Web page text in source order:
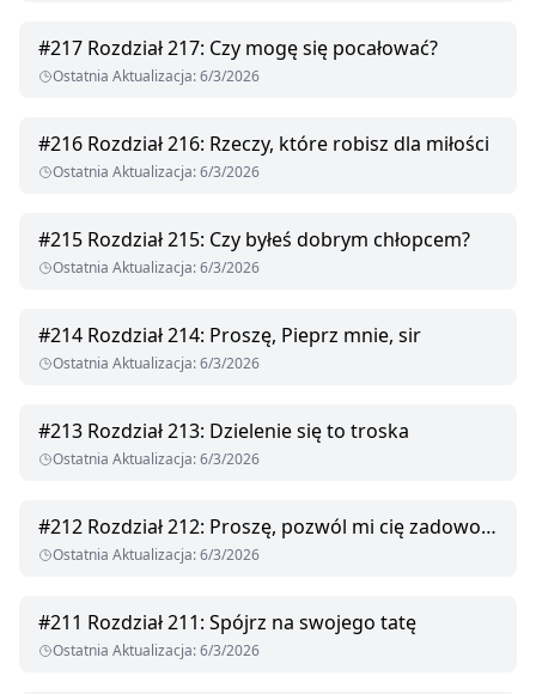
#217 Rozdział 217: Czy mogę się pocałować?
Ostatnia Aktualizacja:6/3/2026
#216 Rozdział 216: Rzeczy, które robisz dla miłości
Ostatnia Aktualizacja:6/3/2026
#215 Rozdział 215: Czy byłeś dobrym chłopcem?
Ostatnia Aktualizacja:6/3/2026
#214 Rozdział 214: Proszę, Pieprz mnie, sir
Ostatnia Aktualizacja:6/3/2026
#213 Rozdział 213: Dzielenie się to troska
Ostatnia Aktualizacja:6/3/2026
#212 Rozdział 212: Proszę, pozwól mi cię zadowolić
Ostatnia Aktualizacja:6/3/2026
#211 Rozdział 211: Spójrz na swojego tatę
Ostatnia Aktualizacja:6/3/2026